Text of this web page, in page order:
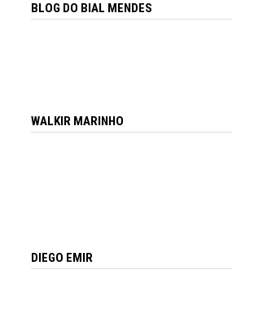
BLOG DO BIAL MENDES
WALKIR MARINHO
DIEGO EMIR